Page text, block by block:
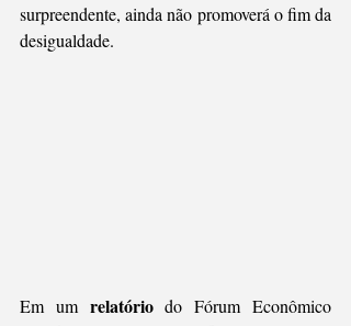
surpreendente, ainda não promoverá o fim da
desigualdade.
Em um relatório do Fórum Econômico